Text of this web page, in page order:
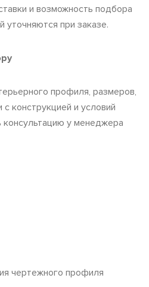
и возможность подбора
при заказе.
профиля, размеров,
конструкцией и условий
консультацию у менеджера
чертежного профиля